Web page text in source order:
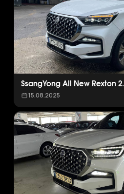
SsangYong All New Rexton
15.08.2025